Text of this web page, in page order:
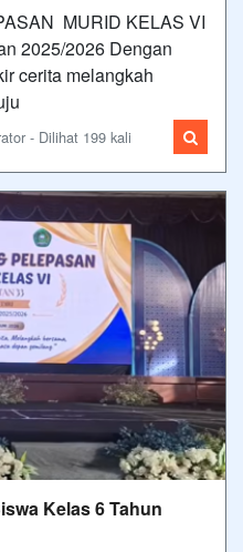
MURID KELAS VI
2025/2026 Dengan
cerita melangkah
- Dilihat 199 kali
Kelas 6 Tahun